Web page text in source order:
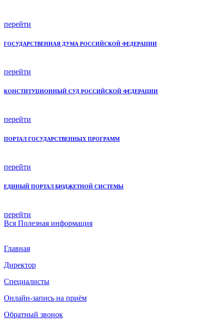
перейти
ГОСУДАРСТВЕННАЯ ДУМА РОССИЙСКОЙ ФЕДЕРАЦИИ
перейти
КОНСТИТУЦИОННЫЙ СУД РОССИЙСКОЙ ФЕДЕРАЦИИ
перейти
ПОРТАЛ ГОСУДАРСТВЕННЫХ ПРОГРАММ
перейти
ЕДИНЫЙ ПОРТАЛ БЮДЖЕТНОЙ СИСТЕМЫ
перейти
Вся Полезная информация
Главная
Директор
Специалисты
Онлайн-запись на приём
Обратный звонок